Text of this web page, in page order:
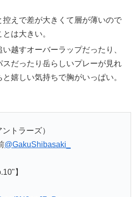
控えで差が大きくて層が薄いので
は大きい。
越すオーバーラップだったり、
スだったり岳らしいプレーが見れ
嬉しい気持ちで胸がいっぱい。
トラーズ）
@GakuShibasaki_
】